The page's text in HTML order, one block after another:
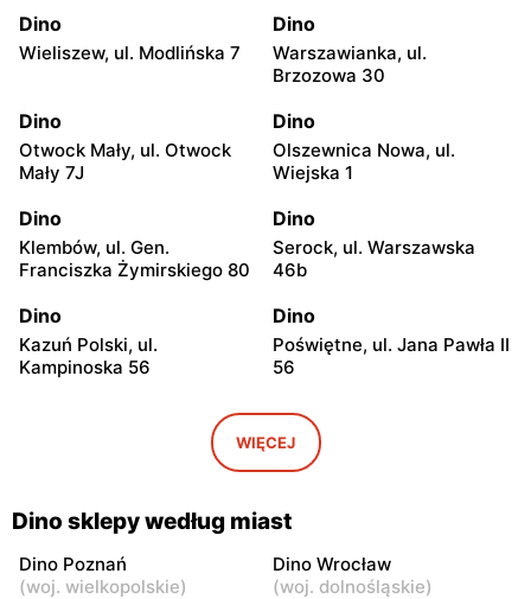
Dino
Wieliszew, ul. Modlińska 7
Dino
Warszawianka, ul.
Brzozowa 30
Dino
Otwock Mały, ul. Otwock
Mały 7J
Dino
Olszewnica Nowa, ul.
Wiejska 1
Dino
Klembów, ul. Gen.
Franciszka Żymirskiego 80
Dino
Serock, ul. Warszawska
46b
Dino
Kazuń Polski, ul.
Kampinoska 56
Dino
Poświętne, ul. Jana Pawła II
56
Dino
Bieniewice, ul. Błońska 52
Dino
Błonie, ul. Nowa Wieś 12c
Dino
Warszawska 49
WIĘCEJ
Dino sklepy według miast
Dino Poznań
(woj. wielkopolskie)
Dino Wrocław
(woj. dolnośląskie)